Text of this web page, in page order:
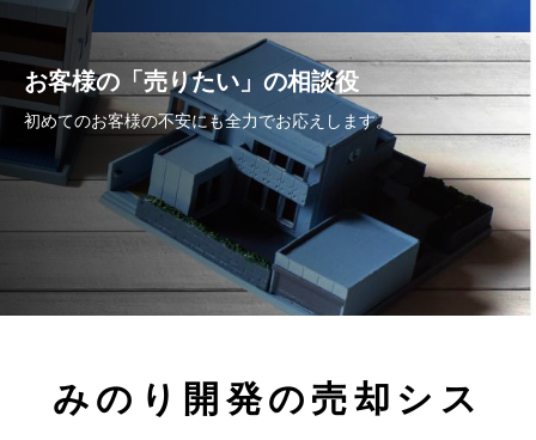
お客様の「売りたい」の相談役
初めてのお客様の不安にも全力でお応えします。
みのり開発の売却シス